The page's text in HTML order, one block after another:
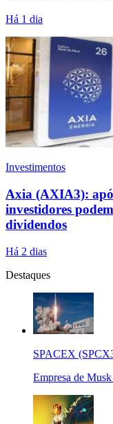
Há 1 dia
Investimentos
Axia (AXIA3):
investidores
dividendos
Há 2 dias
Destaques
SPACEX
Empresa de